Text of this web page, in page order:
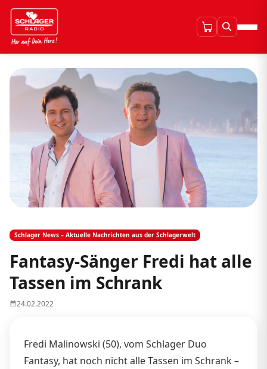
Schlager News – Aktuelle Nachrichten aus der Schlagerwelt
Fantasy-Sänger Fredi hat alle
Tassen im Schrank
24.02.2022
Fredi Malinowski (50), vom Schlager Duo
Fantasy, hat noch nicht alle Tassen im Schrank –